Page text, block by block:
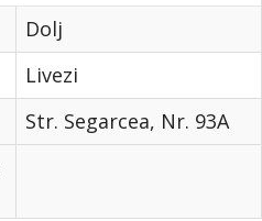
Dolj
Livezi
Str. Segarcea, Nr. 93A